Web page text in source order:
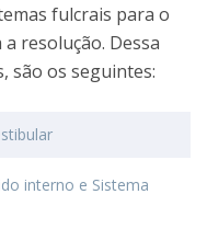
fulcrais para o
resolução. Dessa
são os seguintes:
interno e Sistema